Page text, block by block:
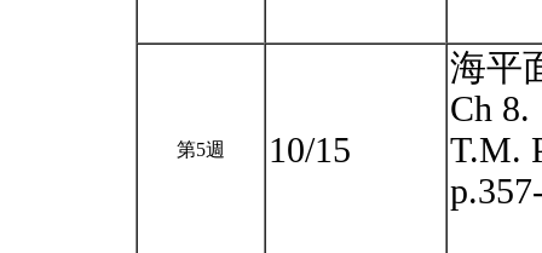
第5週 10/15
海平
Ch 8.
T.M.